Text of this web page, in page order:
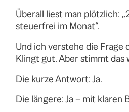
Überall liest man plötzlich:
steuerfrei im Monat“.
Und ich verstehe die Frage
Klingt gut. Aber stimmt das
Die kurze Antwort: Ja.
Die längere: Ja – mit klaren